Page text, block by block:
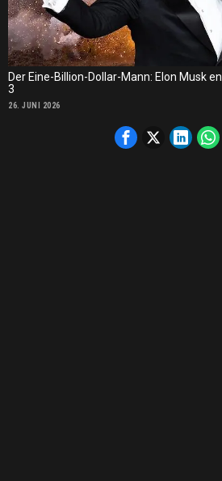
Der Eine-Billion-Dollar-Mann: Elon Musk
3
26. JUNI 2026